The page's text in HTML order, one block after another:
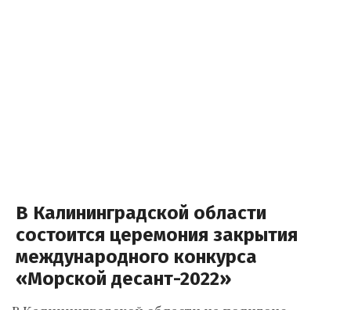
В Калининградской области
состоится церемония закрытия
международного конкурса
«Морской десант-2022»